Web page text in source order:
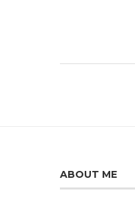
ABOUT ME